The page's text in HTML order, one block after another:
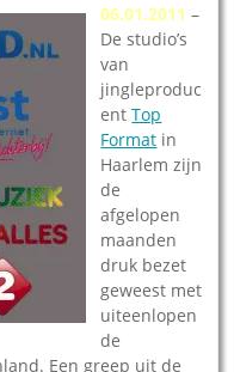
06.01.2011–
De studio’s
van
jingleproduc
entTop
Format in
Haarlem zijn
de
afgelopen
maanden
druk bezet
geweest met
uiteenlopen
de
Een greep uit de